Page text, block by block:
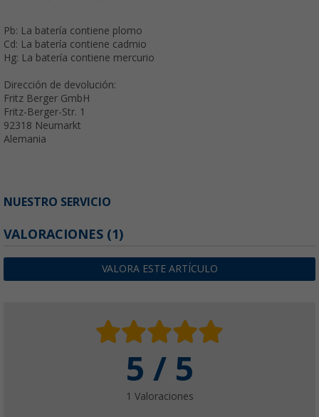
Pb: La batería contiene plomo
Cd: La batería contiene cadmio
Hg: La batería contiene mercurio
Dirección de devolución:
Fritz Berger GmbH
Fritz-Berger-Str. 1
92318 Neumarkt
Alemania
NUESTRO SERVICIO
VALORACIONES (1)
VALORA ESTE ARTÍCULO
5 / 5
1 Valoraciones